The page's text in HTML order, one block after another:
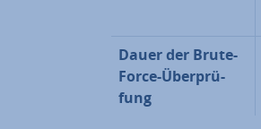
Dauer der Brute-
Force-Über­prü­
fung